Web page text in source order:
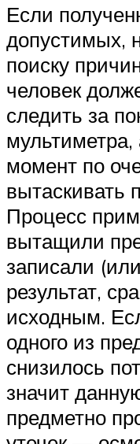
Если
допустимых,
поиску
человек
следить за
мультиметра,
момент по
вытаскивать
Процесс
вытащили
записали
результат,
исходным.
одного из
снизилось
значит
предметно